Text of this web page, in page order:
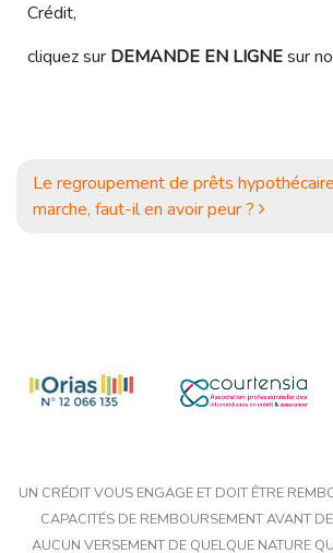
Crédit,
cliquez sur DEMANDE EN LIGNEsur
NAVIGATION
Le regroupement de prêts
marche, faut-il en avoir peur ?
UN CRÉDIT VOUS ENGAGE ET DOIT ÊTRE
CAPACITÉS DE REMBOURSEMENT AVANT
AUCUN VERSEMENT DE QUELQUE NATURE